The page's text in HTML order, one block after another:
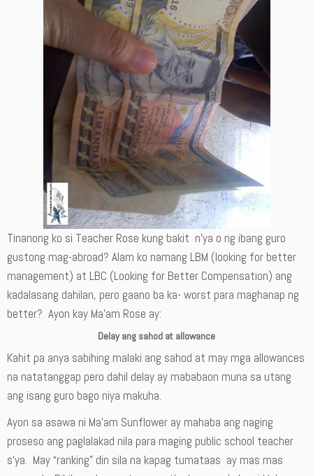
Tinanong ko si Teacher Rose kung bakit n’ya o ng ibang guro
gustong mag-abroad? Alam ko namang LBM (looking for better
management) at LBC (Looking for Better Compensation) ang
kadalasang dahilan, pero gaano ba ka- worst para maghanap ng
better? Ayon kay Ma’am Rose ay:
Delay ang sahod at allowance
Kahit pa anya sabihing malaki ang sahod at may mga allowances
na natatanggap pero dahil delay ay mababaon muna sa utang
ang isang guro bago niya makuha.
Ayon sa asawa ni Ma’am Sunflower ay mahaba ang naging
proseso ang paglalakad nila para maging public school teacher
s’ya. May “ranking” din sila na kapag tumataas ay mas mas